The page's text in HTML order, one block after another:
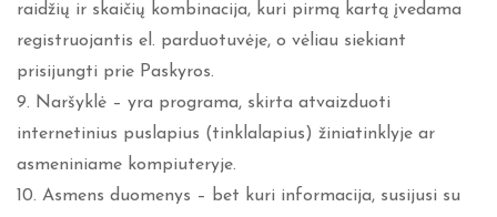
raidžių ir skaičių kombinacija, kuri pirmą kartą įvedama
registruojantis el. parduotuvėje, o vėliau siekiant
prisijungti prie Paskyros.
9. Naršyklė – yra programa, skirta atvaizduoti
internetinius puslapius (tinklalapius) žiniatinklyje ar
asmeniniame kompiuteryje.
10. Asmens duomenys – bet kuri informacija, susijusi su